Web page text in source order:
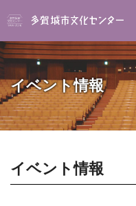
イベント情報
イベント情報